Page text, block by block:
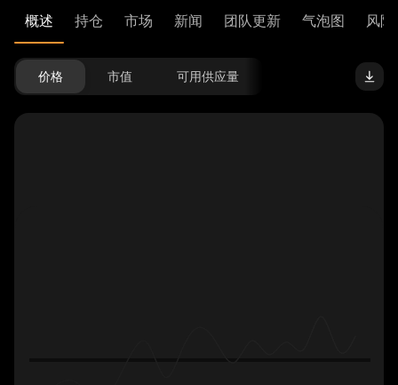
概述 持仓 市场 新闻 团队更新 气泡图 风险
价格 市值 可用供应量